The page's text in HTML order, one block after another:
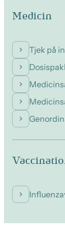
Medicin
Tjek på